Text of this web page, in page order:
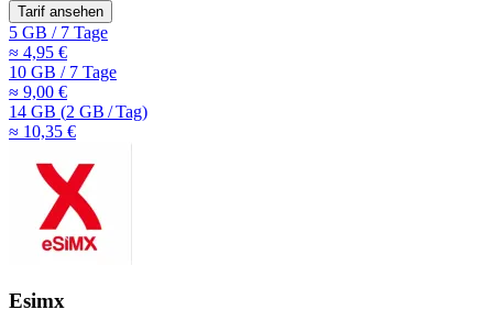
Tarif ansehen
5 GB /7 Tage
≈ 4,95 €
10 GB /7 Tage
≈ 9,00 €
14 GB (2 GB /Tag)
≈ 10,35 €
Esimx